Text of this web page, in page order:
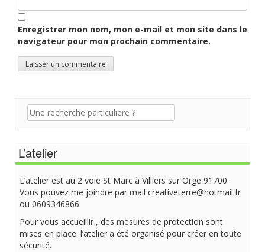
Enregistrer mon nom, mon e-mail et mon site dans le
navigateur pour mon prochain commentaire.
Recherche
pour:
L’atelier
L’atelier est au 2 voie St Marc à Villiers sur Orge 91700.
Vous pouvez me joindre par mail creativeterre@hotmail.fr
ou 0609346866
Pour vous accueillir , des mesures de protection sont
mises en place: l’atelier a été organisé pour créer en toute
sécurité.